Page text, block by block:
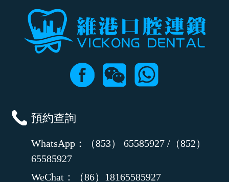
預約查詢
WhatsApp：（853） 65585927 /（852）
65585927
WeChat：（86）18165585927